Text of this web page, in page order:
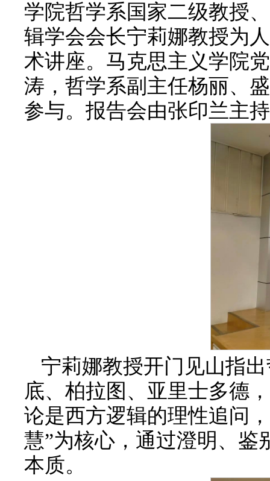
学院哲学系国家二级教授
辑学会会长宁莉娜教授为
术讲座。马克思主义学院
涛，哲学系副主任杨丽、
参与。报告会由张印兰主
宁莉娜教授开门见山指
底、柏拉图、亚里士多德
论是西方逻辑的理性追问
慧”为核心，通过澄明、鉴
本质。